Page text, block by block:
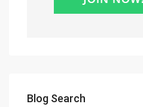
Blog Search